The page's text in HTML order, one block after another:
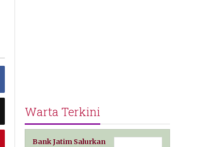
Warta Terkini
Bank Jatim Salurkan